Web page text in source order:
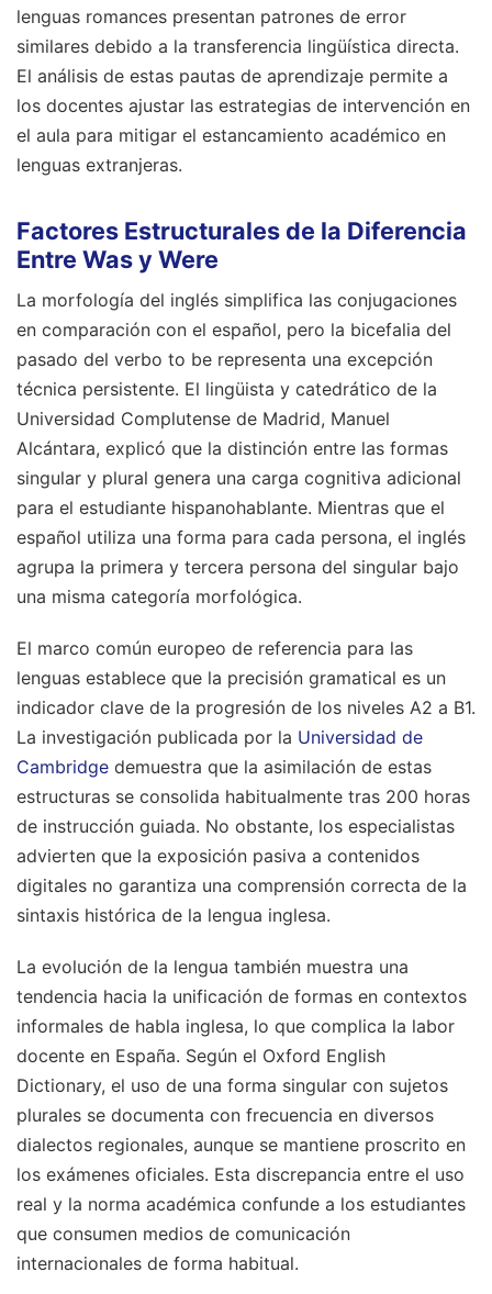
lenguas romances presentan patrones de error
similares debido a la transferencia lingüística directa.
El análisis de estas pautas de aprendizaje permite a
los docentes ajustar las estrategias de intervención en
el aula para mitigar el estancamiento académico en
lenguas extranjeras.
Factores Estructurales de la Diferencia
Entre Was y Were
La morfología del inglés simplifica las conjugaciones
en comparación con el español, pero la bicefalia del
pasado del verbo to be representa una excepción
técnica persistente. El lingüista y catedrático de la
Universidad Complutense de Madrid, Manuel
Alcántara, explicó que la distinción entre las formas
singular y plural genera una carga cognitiva adicional
para el estudiante hispanohablante. Mientras que el
español utiliza una forma para cada persona, el inglés
agrupa la primera y tercera persona del singular bajo
una misma categoría morfológica.
El marco común europeo de referencia para las
lenguas establece que la precisión gramatical es un
indicador clave de la progresión de los niveles A2 a B1.
La investigación publicada por la Universidad de
Cambridge demuestra que la asimilación de estas
estructuras se consolida habitualmente tras 200 horas
de instrucción guiada. No obstante, los especialistas
advierten que la exposición pasiva a contenidos
digitales no garantiza una comprensión correcta de la
sintaxis histórica de la lengua inglesa.
La evolución de la lengua también muestra una
tendencia hacia la unificación de formas en contextos
informales de habla inglesa, lo que complica la labor
docente en España. Según el Oxford English
Dictionary, el uso de una forma singular con sujetos
plurales se documenta con frecuencia en diversos
dialectos regionales, aunque se mantiene proscrito en
los exámenes oficiales. Esta discrepancia entre el uso
real y la norma académica confunde a los estudiantes
que consumen medios de comunicación
internacionales de forma habitual.